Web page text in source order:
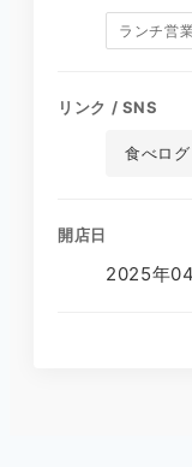
ランチ営
リンク / SNS
食べログ
開店日
2025年